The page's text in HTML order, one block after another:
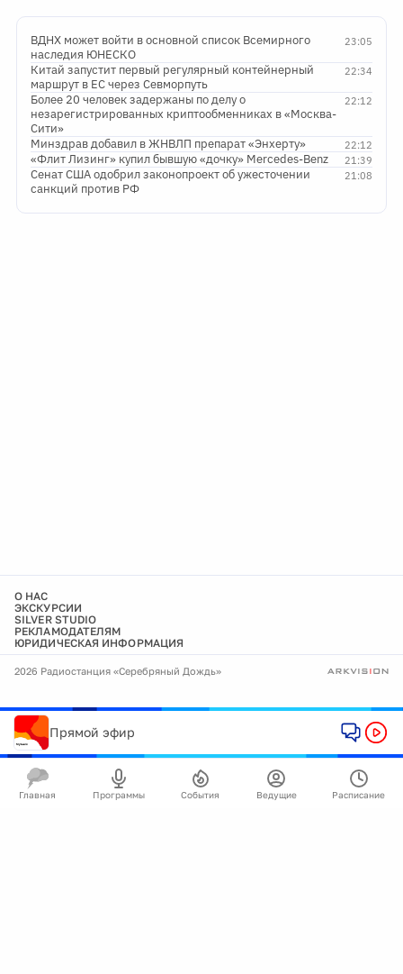
23:05
ВДНХ может войти в основной список Всемирного
наследия ЮНЕСКО
22:34
Китай запустит первый регулярный контейнерный
маршрут в ЕС через Севморпуть
22:12
Более 20 человек задержаны по делу о
незарегистрированных криптообменниках в «Москва-
Сити»
22:12
Минздрав добавил в ЖНВЛП препарат «Энхерту»
21:39
«Флит Лизинг» купил бывшую «дочку» Mercedes-Benz
21:08
Сенат США одобрил законопроект об ужесточении
санкций против РФ
О НАС
ЭКСКУРСИИ
SILVER STUDIO
РЕКЛАМОДАТЕЛЯМ
ЮРИДИЧЕСКАЯ ИНФОРМАЦИЯ
2026 Радиостанция «Серебряный Дождь»
Прямой эфир
Главная Программы События Ведущие Расписание